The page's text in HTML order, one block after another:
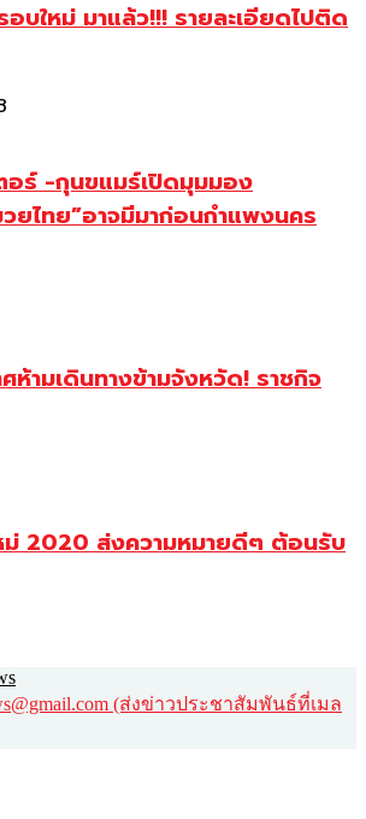
บใหม่ มาแล้ว!!! รายละเอียดไปติด
อร์ -กุนขแมร์เปิดมุมมอง
ยไทย”อาจมีมาก่อนกำแพงนคร
ห้ามเดินทางข้ามจังหวัด! ราชกิจ
ม่ 2020 ส่งความหมายดีๆ ต้อนรับ
(ส่งข่าวประชาสัมพันธ์ที่เมล